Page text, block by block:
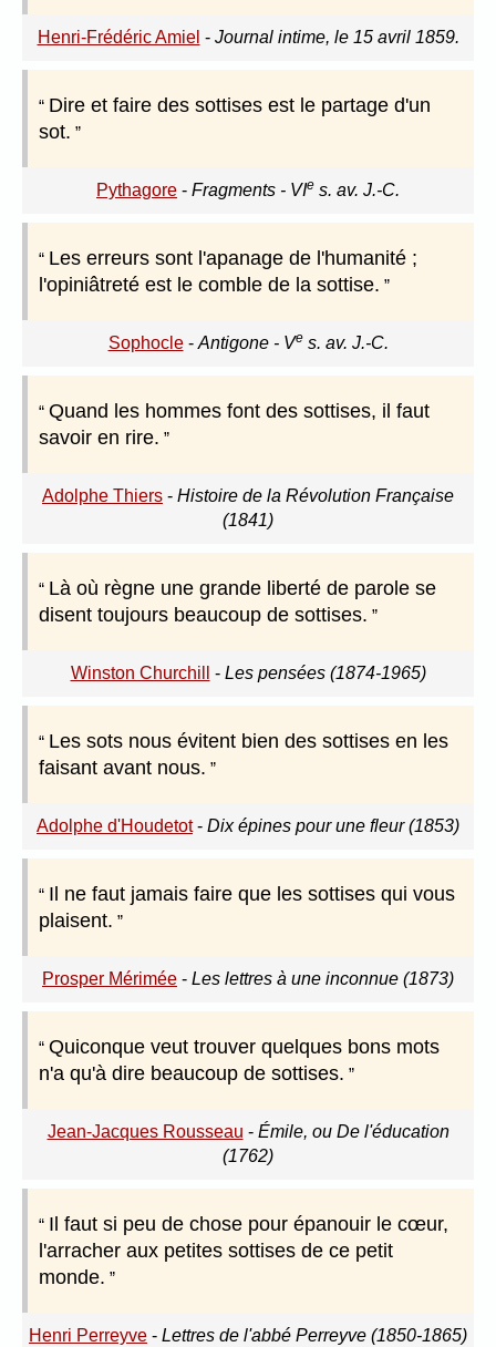
Henri-Frédéric Amiel - Journal intime, le 15 avril 1859.
Dire et faire des sottises est le partage d'un
sot.
Pythagore - Fragments - VIe s. av. J.-C.
Les erreurs sont l'apanage de l'humanité ;
l'opiniâtreté est le comble de la sottise.
Sophocle- Antigone - Ves. av. J.-C.
Quand les hommes font des sottises, il faut
savoir en rire.
Adolphe Thiers - Histoire de la Révolution Française
(1841)
Là où règne une grande liberté de parole se
disent toujours beaucoup de sottises.
Winston Churchill - Les pensées (1874-1965)
Les sots nous évitent bien des sottises en les
faisant avant nous.
Adolphe d'Houdetot- Dix épines pour une fleur (1853)
Il ne faut jamais faire que les sottises qui vous
plaisent.
Prosper Mérimée - Les lettres à une inconnue (1873)
Quiconque veut trouver quelques bons mots
n'a qu'à dire beaucoup de sottises.
Jean-Jacques Rousseau - Émile, ou De l'éducation
(1762)
Il faut si peu de chose pour épanouir le cœur,
l'arracher aux petites sottises de ce petit
monde.
Henri Perreyve - Lettres de l'abbé Perreyve (1850-1865)